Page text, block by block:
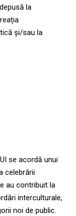
la
și/sau la
se acordă unui
celebrării
au contribuit la
interculturale,
noi de public.